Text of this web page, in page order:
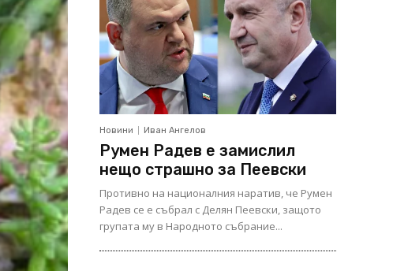
Новини Иван Ангелов
Румен Радев е замислил
нещо страшно за Пеевски
Противно на националния наратив, че Румен
Радев се е събрал с Делян Пеевски, защото
групата му в Народното събрание...